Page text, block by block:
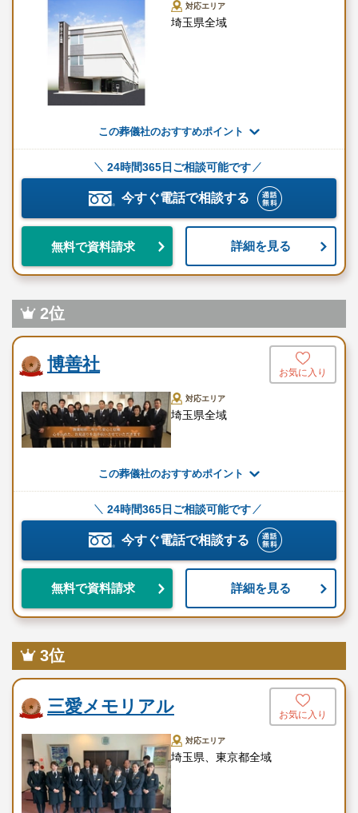
意しております
ャデラックなどの高級外車も用
意しております
レンタル喪服・着付け
喪服のレンタルや着付けのサー
ビスを用意しております
※セットプランに含まれない内容、飲食接待費（料理、飲物、返
動する費用は、人数と内容に応じて別料金がかかります。
ご希望やご予算に合わせた適正価格を見積るためには、人数・場
所（式場、火葬場）・宗教形式などを葬儀社と擦り合わせること
が必須ですので、遠慮なくお電話でお問合せください。
家族葬・二日葬プラン（657,800円～）（税
込）
詳細
20km1回まで
枕飾りセット ご安置時の枕飾り
手続き代行 役所手続き
スタッフ
棺
遺影 遺影写真（カラー）
葬儀用品
対応エリア
埼玉県全域
この葬儀社のおすすめポイント
24時間365日ご相談可能です
今すぐ電話で相談する
無料で資料請求 詳細を見る
2位
博善社 お気に入り
対応エリア
埼玉県全域
この葬儀社のおすすめポイント
24時間365日ご相談可能です
今すぐ電話で相談する
無料で資料請求 詳細を見る
3位
三愛メモリアル お気に入り
対応エリア
埼玉県、東京都全域